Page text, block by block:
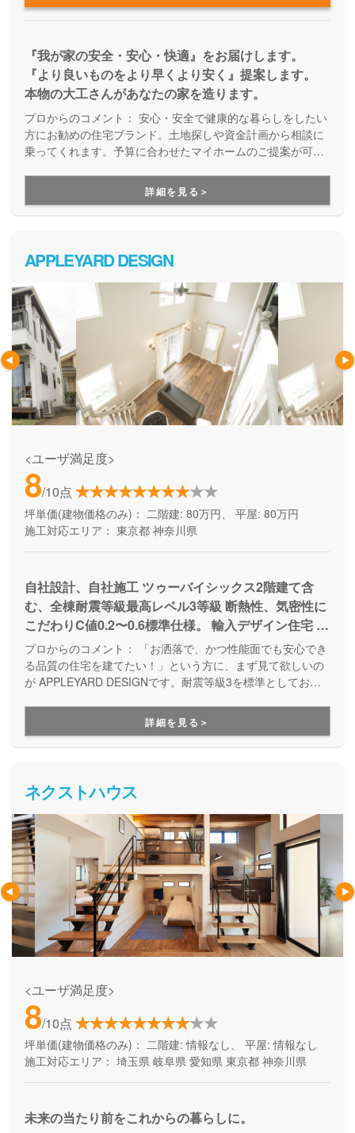
『我が家の安全・安心・快適』をお届けします。
『より良いものをより早くより安く』提案します。
本物の大工さんがあなたの家を造ります。
プロからのコメント： 安心・安全で健康的な暮らしをしたい
方にお勧めの住宅ブランド。土地探しや資金計画から相談に
乗ってくれます。予算に合わせたマイホームのご提案が可能
詳細を見る＞
APPLEYARD DESIGN
<ユーザ満足度>
8/10点
坪単価(建物価格のみ)： 二階建: 80万円、 平屋: 80万円
施工対応エリア： 東京都 神奈川県
自社設計、自社施工 ツゥーバイシックス2階建て含
む、全棟耐震等級最高レベル3等級 断熱性、気密性に
こだわりC値0.2〜0.6標準仕様。 輸入デザイン住宅 自
然素材、無垢材ドア、無垢フローリングを標準。 資
産価値が落ちない、輸入デザイン住宅、100年住める
家。インテリアコーディネーターと一緒に詳細な打ち
プロからのコメント：
「お洒落で、かつ性能面でも安心でき
る品質の住宅を建てたい！」という方に、まず見て欲しいの
が APPLEYARD DESIGNです。耐震等級3を標準としてお
ど、満足のいく高性能なお家づくりが出来ます。また、自社
設計・自社施工なので、ご予算に合わせてオーダーメイドの
お家づくりが実現できる点も安心してお家づくりを任せられ
詳細を見る＞
ネクストハウス
<ユーザ満足度>
8/10点
坪単価(建物価格のみ)： 二階建: 情報なし、 平屋: 情報なし
施工対応エリア： 埼玉県 岐阜県 愛知県 東京都 神奈川県
未来の当たり前をこれからの暮らしに。